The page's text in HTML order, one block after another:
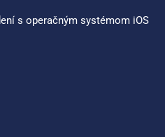
s operačným systémom iOS